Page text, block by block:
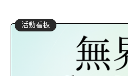
活動看板